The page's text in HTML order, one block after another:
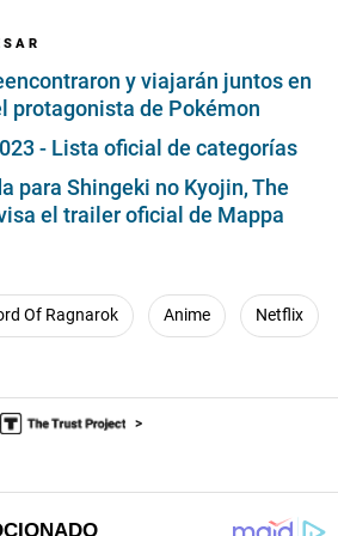
y viajarán juntos en
protagonista de Pokémon
- Lista oficial de categorías
para Shingeki no Kyojin, The
el trailer oficial de Mappa
Of Ragnarok Anime Netflix